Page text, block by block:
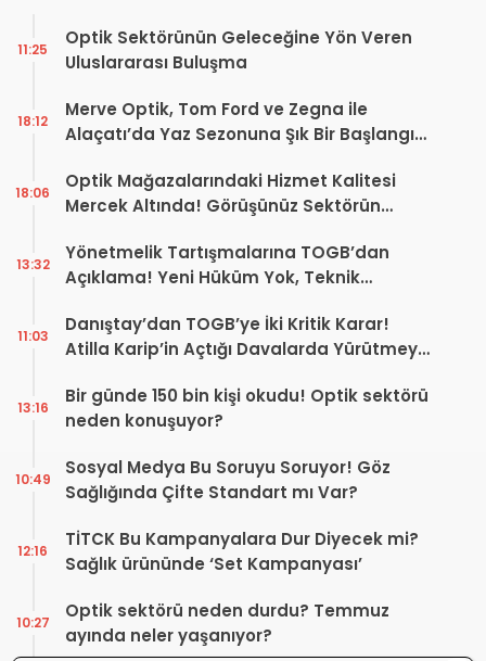
Optik Sektörünün Geleceğine Yön Veren
Uluslararası Buluşma
11:25
Merve Optik, Tom Ford ve Zegna ile
Alaçatı’da Yaz Sezonuna Şık Bir Başlangıç ​​
18:12
Optik Mağazalarındaki Hizmet Kalitesi
Mercek Altında! Görüşünüz Sektörün
18:06
Yönetmelik Tartışmalarına TOGB’dan
Açıklama! Yeni Hüküm Yok, Teknik
13:32
Danıştay’dan TOGB’ye İki Kritik Karar!
Atilla Karip’in Açtığı Davalarda Yürütmeyi
11:03
Bir günde 150 bin kişi okudu! Optik sektörü
neden konuşuyor?
13:16
Sosyal Medya Bu Soruyu Soruyor! Göz
Sağlığında Çifte Standart mı Var?
10:49
TİTCK Bu Kampanyalara Dur Diyecek mi?
Sağlık ürününde ‘Set Kampanyası’
12:16
Optik sektörü neden durdu? Temmuz
ayında neler yaşanıyor?
10:27